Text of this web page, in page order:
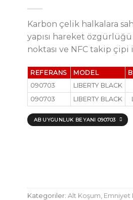
Karbon çelik halkalara
yapısı hareket
noktası ve NFC takip çipi
REFERANS MODEL
090703
LIBERTY BLACK
090703
LIBERTY BLACK
AB UYGUNLUK BEYANI 090703
Kategoriler: Alt Koşum Emniyet